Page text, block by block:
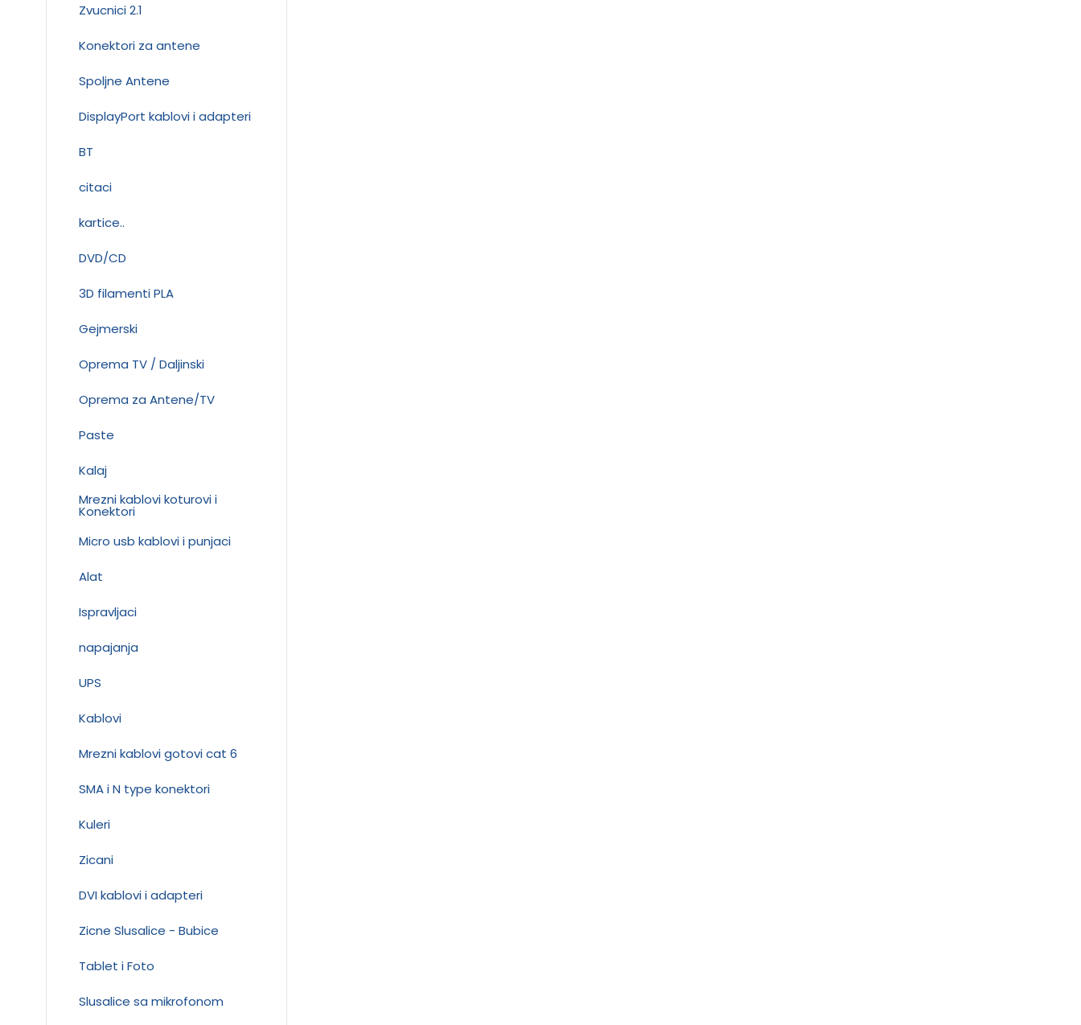
Zvucnici 2.1
Konektori za antene
Spoljne Antene
DisplayPort kablovi i adapteri
BT
citaci
kartice..
DVD/CD
3D filamenti PLA
Gejmerski
Oprema TV / Daljinski
Oprema za Antene/TV
Paste
Kalaj
Mrezni kablovi koturovi i
Konektori
Micro usb kablovi i punjaci
Alat
Ispravljaci
napajanja
UPS
Kablovi
Mrezni kablovi gotovi cat 6
SMA i N type konektori
Kuleri
Zicani
DVI kablovi i adapteri
Zicne Slusalice - Bubice
Tablet i Foto
Slusalice sa mikrofonom